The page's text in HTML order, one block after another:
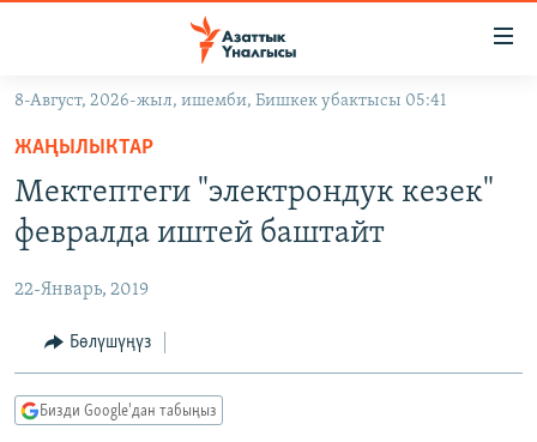
Навигацияга
өтүңүз
Издөөгө
салыңыз
ЭКОНОМИКА
МАДАНИЯТ
ДҮЙНӨ
БОРБОР АЗИЯ
УКРАИНА
АТАЙЫН ИЛИКТӨӨ
ТВ ПРОГРАММАЛАР
ЭКСПЕРТТЕР ТАЛДАЙТ
ӨЗГӨЧӨ ПИКИР
8-Август, 2026-жыл, ишемби, Бишкек убактысы 05:41
ЖАҢЫЛЫКТАР
Мектептеги "электрондук кезек"
февралда иштей баштайт
22-Январь, 2019
Бөлүшүңүз
Бизди Google'дан табыңыз